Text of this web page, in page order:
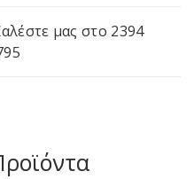
μας στο 2394